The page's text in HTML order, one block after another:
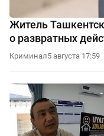
Житель
о развратных
Криминал5 августа 17:59